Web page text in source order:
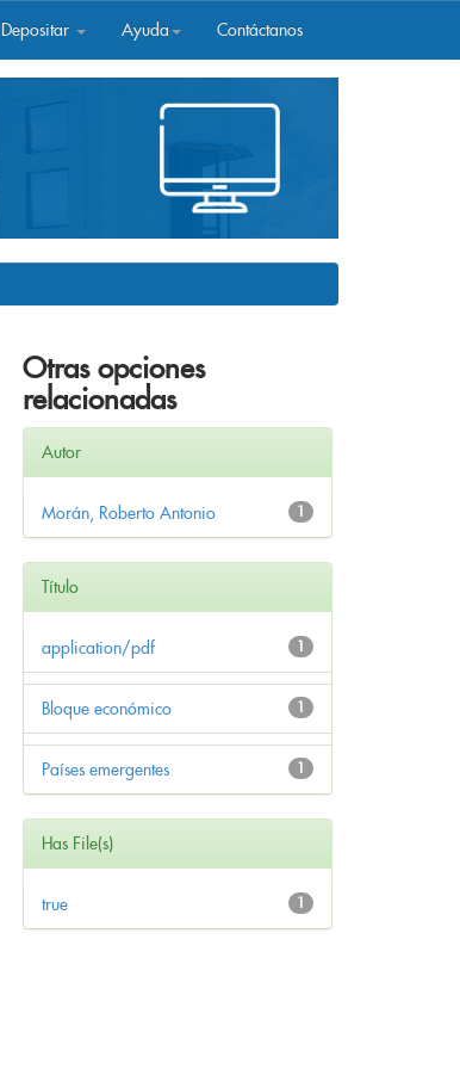
Depositar Ayuda Contáctanos
Otras opciones
relacionadas
Autor
1
Morán, Roberto Antonio
Título
1
application/pdf
1
Bloque económico
1
Países emergentes
Has File(s)
1
true